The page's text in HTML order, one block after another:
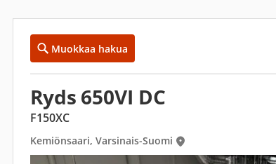
Muokkaa hakua
Ryds 650VI DC
F150XC
Kemiönsaari, Varsinais-Suomi